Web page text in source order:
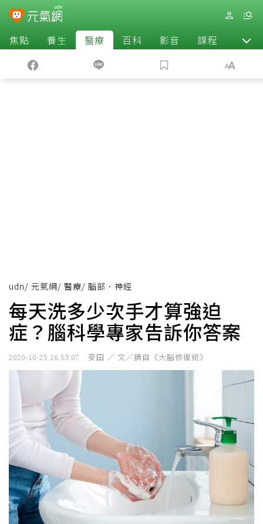
焦點 養生 醫療 百科 影音 課程 退休
udn/ 元氣網/ 醫療/ 腦部．神經
每天洗多少次手才算強迫
症？腦科學專家告訴你答案
2020-10-25 16:53:07 麥田 ／ 文／摘自《大腦修復術》